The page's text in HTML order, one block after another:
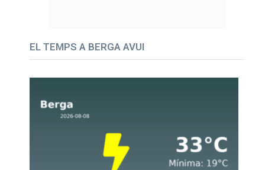
EL TEMPS A BERGA AVUI